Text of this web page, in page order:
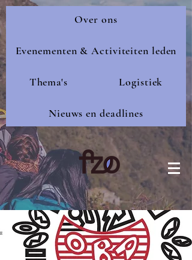
Over ons
Evenementen & Activiteiten leden
Thema's Logistiek
Nieuws en deadlines